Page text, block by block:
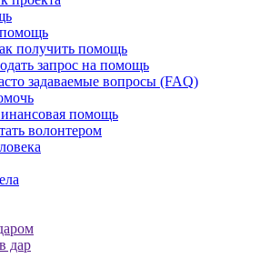
получить помощь
запрос на помощь
задаваемые вопросы (FAQ)
помощь
волонтером
дар